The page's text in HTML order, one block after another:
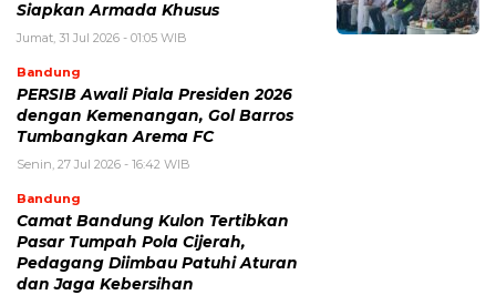
Siapkan Armada Khusus
Jumat, 31 Jul 2026 - 01:05 WIB
Bandung
PERSIB Awali Piala Presiden 2026
dengan Kemenangan, Gol Barros
Tumbangkan Arema FC
Senin, 27 Jul 2026 - 16:42 WIB
Bandung
Camat Bandung Kulon Tertibkan
Pasar Tumpah Pola Cijerah,
Pedagang Diimbau Patuhi Aturan
dan Jaga Kebersihan